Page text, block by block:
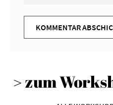
> zum